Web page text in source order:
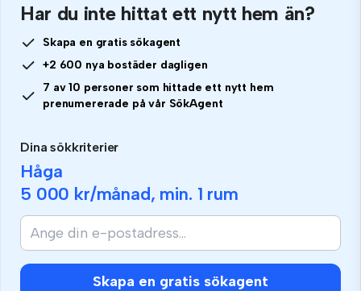
Har du inte hittat ett nytt hem än?
Skapa en gratis sökagent
+2 600 nya bostäder dagligen
7 av 10 personer som hittade ett nytt hem
prenumererade på vår SökAgent
Dina sökkriterier
Håga
5 000 kr/månad, min. 1 rum
Skapa en gratis sökagent